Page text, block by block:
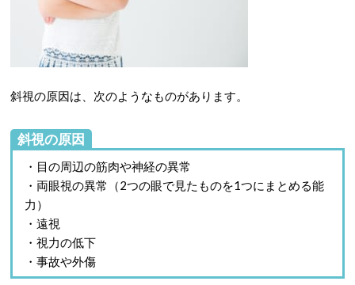
斜視の原因は、次のようなものがあります。
斜視の原因
・目の周辺の筋肉や神経の異常
・両眼視の異常（2つの眼で見たものを1つにまとめる能
力）
・遠視
・視力の低下
・事故や外傷